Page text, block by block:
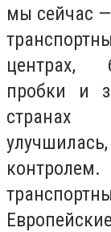
мы сейчас
центрах,
пробки и
странах